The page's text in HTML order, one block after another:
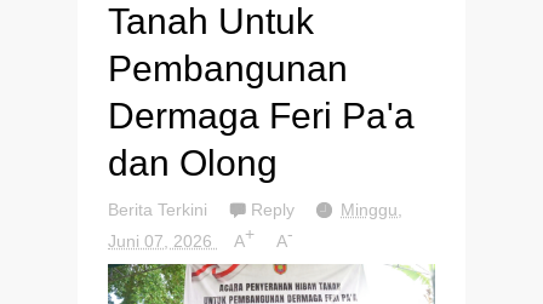
Tanah Untuk
Pembangunan
Dermaga Feri Pa'a
dan Olong
Berita Terkini Reply
Minggu,
Juni 07, 2026
A+ A-